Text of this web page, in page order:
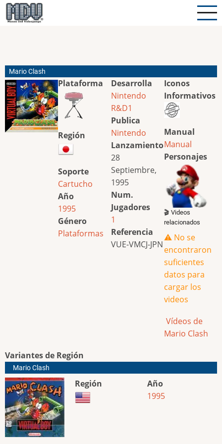
Pasar
al
Mario Clash
Plataforma
Región
Soporte
Cartucho
Año
1995
Género
Plataformas
Desarrolla
Nintendo
R&D1
Publica
Nintendo
Lanzamiento
28
Septiembre,
1995
Num.
Jugadores
1
Referencia
VUE-VMCJ-JPN
Iconos
Informativos
Manual
Manual
Personajes
🎬 Videos
relacionados
⚠️ No se
encontraron
suficientes
datos para
cargar los
videos
Vídeos de
Mario Clash
Variantes de Región
Mario Clash
Región
Año
1995